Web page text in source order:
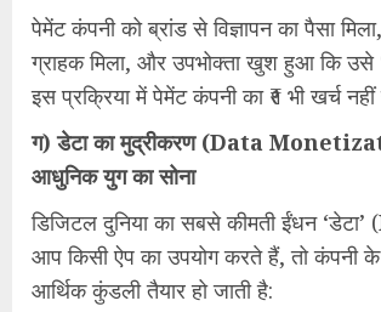
पेमेंट कंपनी को ब्रांड से विज्ञापन का पैसा
ग्राहक मिला, और उपभोक्ता खुश हुआ कि उसे
इस प्रक्रिया में पेमेंट कंपनी का ₹१ भी खर्च नहीं
ग) डेटा का मुद्रीकरण (Data
आधुनिक युग का सोना
डिजिटल दुनिया का सबसे कीमती ईंधन
आप किसी ऐप का उपयोग करते हैं, तो कंपनी
आर्थिक कुंडली तैयार हो जाती है: